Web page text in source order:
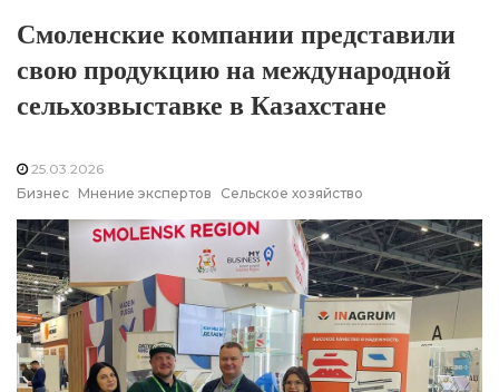
Смоленские компании представили
свою продукцию на международной
сельхозвыставке в Казахстане
25.03.2026
Бизнес Мнение экспертов Сельское хозяйство